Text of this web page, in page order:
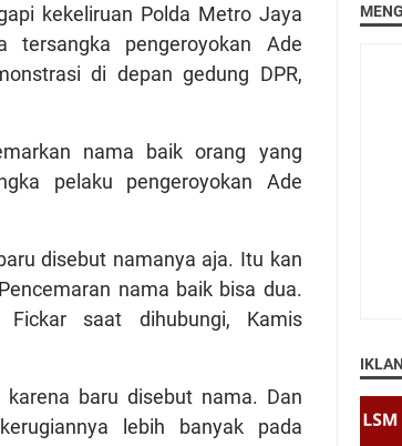
kekeliruan Polda Metro Jaya
tersangka pengeroyokan Ade
di depan gedung DPR,
nama baik orang yang
pelaku pengeroyokan Ade
disebut namanya aja. Itu kan
nama baik bisa dua.
saat dihubungi, Kamis
baru disebut nama. Dan
lebih banyak pada